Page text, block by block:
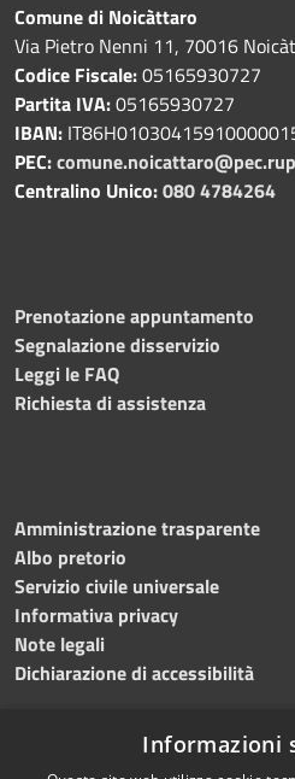
Comune di Noicàttaro
Via Pietro Nenni 11, 70016
Codice Fiscale:05165930727
Partita IVA:05165930727
IBAN:
PEC:
Centralino Unico:080 4784264
Prenotazione appuntamento
Segnalazione disservizio
Leggi le FAQ
Richiesta di assistenza
Amministrazione trasparente
Albo pretorio
Servizio civile universale
Informativa privacy
Note legali
Dichiarazione di accessibilità
Informazioni